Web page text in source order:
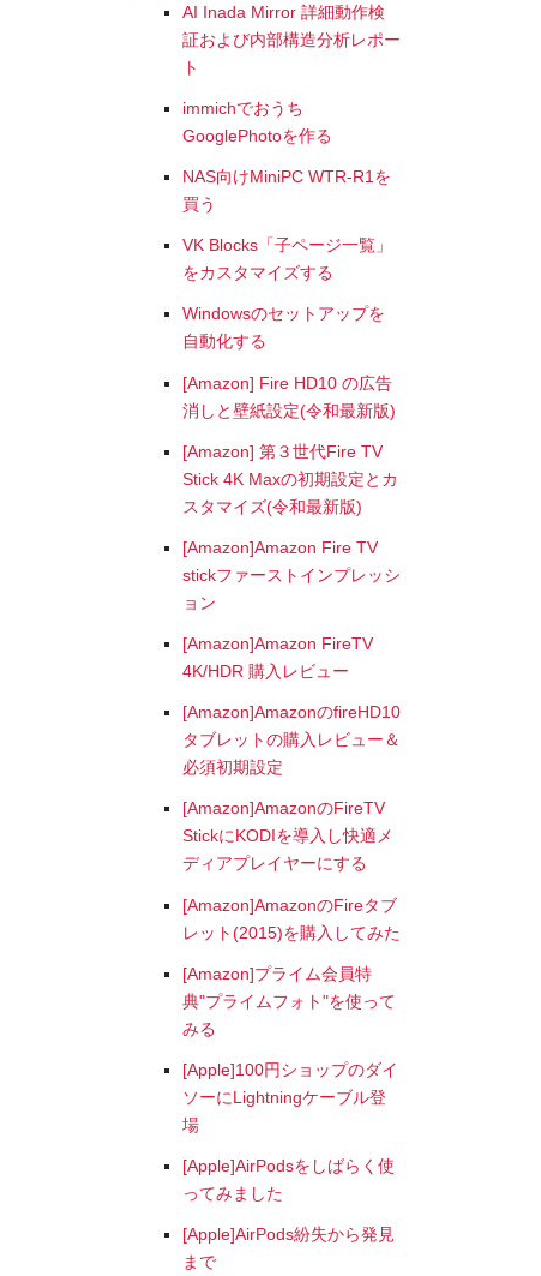
AI Inada Mirror 詳細動作検
証および内部構造分析レポー
ト
immichでおうち
GooglePhotoを作る
NAS向けMiniPC WTR-R1を
買う
VK Blocks「子ページ一覧」
をカスタマイズする
Windowsのセットアップを
自動化する
[Amazon] Fire HD10 の広告
消しと壁紙設定(令和最新版)
[Amazon] 第３世代Fire TV
Stick 4K Maxの初期設定とカ
スタマイズ(令和最新版)
[Amazon]Amazon Fire TV
stickファーストインプレッシ
ョン
[Amazon]Amazon FireTV
4K/HDR 購入レビュー
[Amazon]AmazonのfireHD10
タブレットの購入レビュー＆
必須初期設定
[Amazon]AmazonのFireTV
StickにKODIを導入し快適メ
ディアプレイヤーにする
[Amazon]AmazonのFireタブ
レット(2015)を購入してみた
[Amazon]プライム会員特
典"プライムフォト"を使って
みる
[Apple]100円ショップのダイ
ソーにLightningケーブル登
場
[Apple]AirPodsをしばらく使
ってみました
[Apple]AirPods紛失から発見
まで